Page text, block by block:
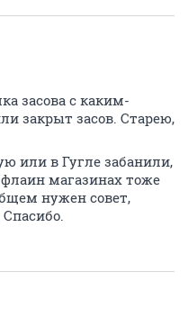
засова с каким-
закрыт засов. Старею,
или в Гугле забанили,
магазинах тоже
нужен совет,